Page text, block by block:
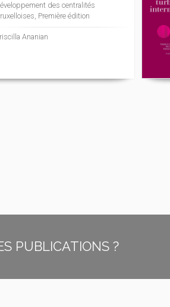
des centralités
Première édition
Ananian
PUBLICATIONS ?